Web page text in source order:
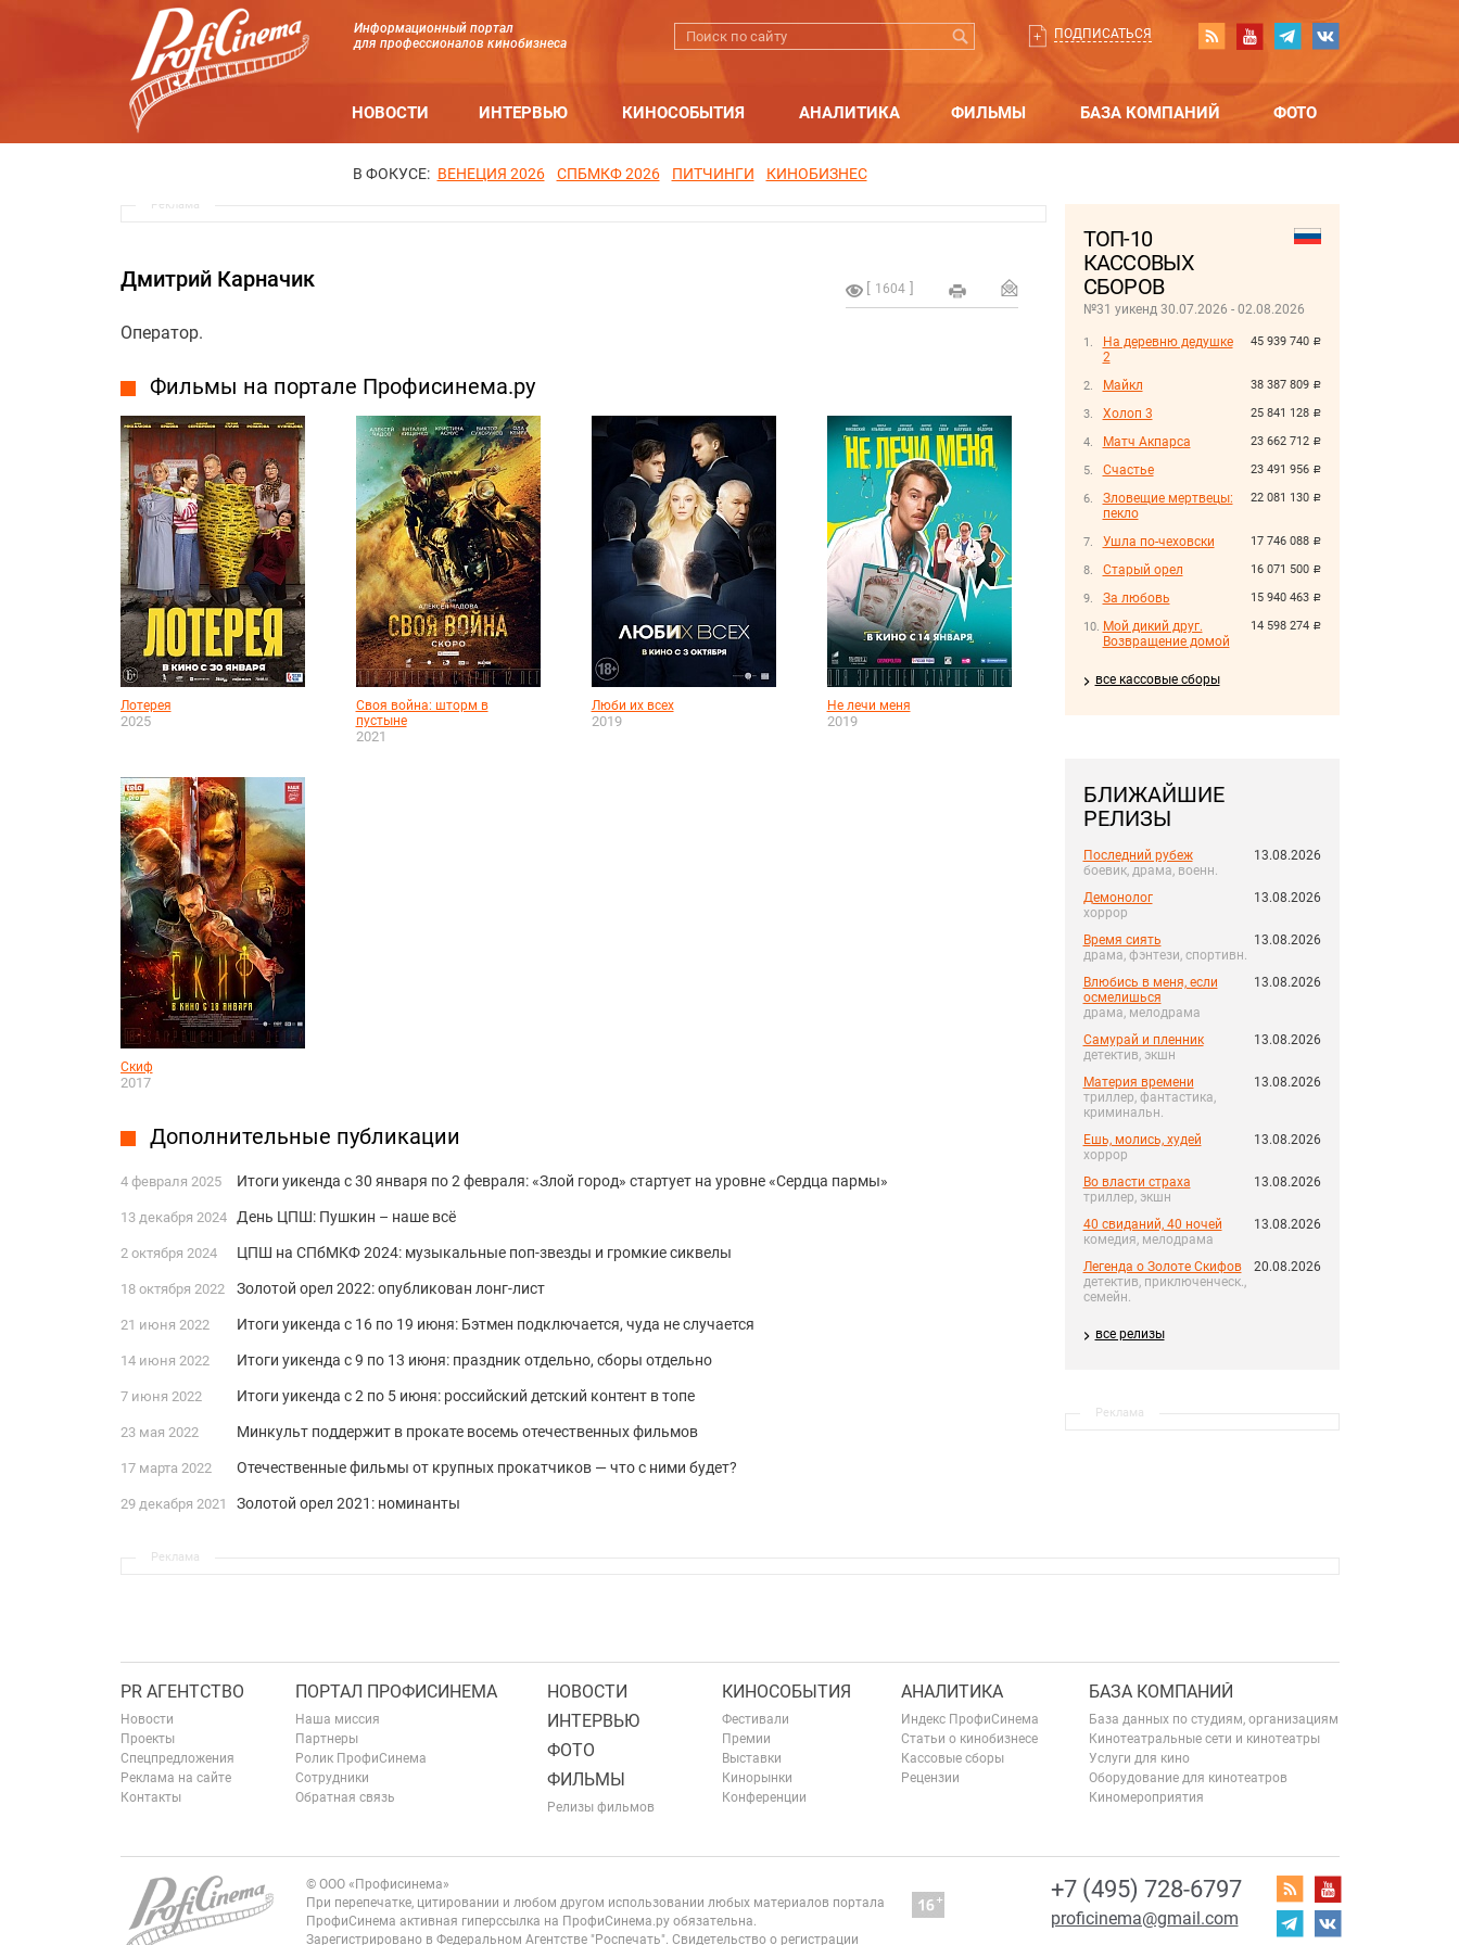
Информационный портал
для профессионалов кинобизнеса
ПОДПИСАТЬСЯ
НОВОСТИ ИНТЕРВЬЮ КИНОСОБЫТИЯ АНАЛИТИКА ФИЛЬМЫ БАЗА КОМПАНИЙ ФОТО
В ФОКУСЕ: ВЕНЕЦИЯ 2026 СПБМКФ 2026 ПИТЧИНГИ КИНОБИЗНЕС
ТОП-10
КАССОВЫХ
СБОРОВ
№31 уикенд 30.07.2026 - 02.08.2026
45 939 740 руб.
На деревню дедушке
2
38 387 809 руб.
Майкл
25 841 128 руб.
Холоп 3
23 662 712 руб.
Матч Акпарса
23 491 956 руб.
Счастье
22 081 130 руб.
Зловещие мертвецы:
пекло
17 746 088 руб.
Ушла по-чеховски
16 071 500 руб.
Старый орел
15 940 463 руб.
За любовь
14 598 274 руб.
Мой дикий друг.
Возвращение домой
все кассовые сборы
БЛИЖАЙШИЕ
РЕЛИЗЫ
Последний рубеж
боевик, драма, военн.
13.08.2026
Демонолог
хоррор
13.08.2026
Время сиять
драма, фэнтези, спортивн.
13.08.2026
Влюбись в меня, если
осмелишься
драма, мелодрама
13.08.2026
Самурай и пленник
детектив, экшн
13.08.2026
Материя времени
триллер, фантастика,
криминальн.
13.08.2026
Ешь, молись, худей
хоррор
13.08.2026
Во власти страха
триллер, экшн
13.08.2026
40 свиданий, 40 ночей
комедия, мелодрама
13.08.2026
Легенда о Золоте Скифов
детектив, приключенческ.,
семейн.
20.08.2026
все релизы
Реклама
Реклама
1604
Дмитрий Карначик
Оператор.
Фильмы на портале Профисинема.ру
Лотерея
2025
Своя война: шторм в
пустыне
2021
Люби их всех
2019
Не лечи меня
2019
Скиф
2017
Дополнительные публикации
4 февраля 2025 Итоги уикенда с 30 января по 2 февраля: «Злой город» стартует на уровне «Сердца пармы»
13 декабря 2024 День ЦПШ: Пушкин – наше всё
2 октября 2024 ЦПШ на СПбМКФ 2024: музыкальные поп-звезды и громкие сиквелы
18 октября 2022 Золотой орел 2022: опубликован лонг-лист
21 июня 2022 Итоги уикенда с 16 по 19 июня: Бэтмен подключается, чуда не случается
14 июня 2022 Итоги уикенда с 9 по 13 июня: праздник отдельно, сборы отдельно
7 июня 2022 Итоги уикенда с 2 по 5 июня: российский детский контент в топе
23 мая 2022 Минкульт поддержит в прокате восемь отечественных фильмов
17 марта 2022 Отечественные фильмы от крупных прокатчиков — что с ними будет?
29 декабря 2021 Золотой орел 2021: номинанты
Реклама
PR АГЕНТСТВО
Новости
Проекты
Спецпредложения
Реклама на сайте
Контакты
ПОРТАЛ ПРОФИСИНЕМА
Наша миссия
Партнеры
Ролик ПрофиСинема
Сотрудники
Обратная связь
НОВОСТИ
ИНТЕРВЬЮ
ФОТО
ФИЛЬМЫ
Релизы фильмов
КИНОСОБЫТИЯ
Фестивали
Премии
Выставки
Кинорынки
Конференции
АНАЛИТИКА
Индекс ПрофиСинема
Статьи о кинобизнесе
Кассовые сборы
Рецензии
БАЗА КОМПАНИЙ
База данных по студиям, организациям
Кинотеатральные сети и кинотеатры
Услуги для кино
Оборудование для кинотеатров
Киномероприятия
+7 (495) 728-6797
proficinema@gmail.com
© ООО «Профисинема»
При перепечатке, цитировании и любом другом использовании любых материалов портала
ПрофиСинема активная гиперссылка на ПрофиСинема.ру обязательна.
Зарегистрировано в Федеральном Агентстве "Роспечать". Свидетельство о регистрации